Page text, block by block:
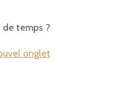
de temps ?
onglet